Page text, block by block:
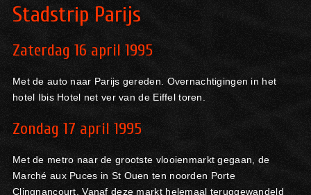
Stadstrip Parijs
Zaterdag 16 april 1995
Met de auto naar Parijs gereden. Overnachtigingen in het
hotel Ibis Hotel net ver van de Eiffel toren.
Zondag 17 april 1995
Met de metro naar de grootste vlooienmarkt gegaan, de
Marché aux Puces in St Ouen ten noorden Porte
Clingnancourt. Vanaf deze markt helemaal teruggewandeld